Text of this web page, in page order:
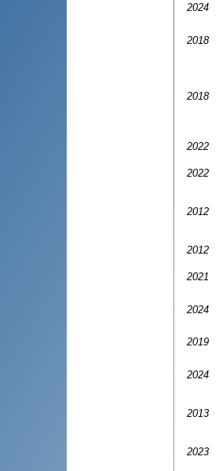
2024
2018
2018
2022
2022
2012
2012
2021
2024
2019
2024
2013
2023